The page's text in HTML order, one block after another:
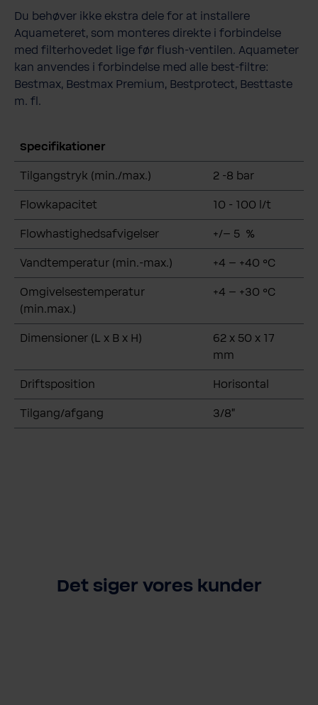
Du behøver ikke ekstra dele for at installere
Aquameteret, som monteres direkte i forbindelse
med filterhovedet lige før flush-ventilen. Aquameter
kan anvendes i forbindelse med alle best-filtre:
Bestmax, Bestmax Premium, Bestprotect, Besttaste
m. fl.
Specifikationer
Tilgangstryk (min./max.) 2 -8 bar
Flowkapacitet 10 - 100 l/t
Flowhastighedsafvigelser +/– 5 %
Vandtemperatur (min.-max.) +4 – +40 °C
Omgivelsestemperatur
(min.max.)
+4 – +30 °C
Dimensioner (L x B x H)
62 x 50 x 17
mm
Driftsposition Horisontal
Tilgang/afgang 3/8”
Det siger vores kunder